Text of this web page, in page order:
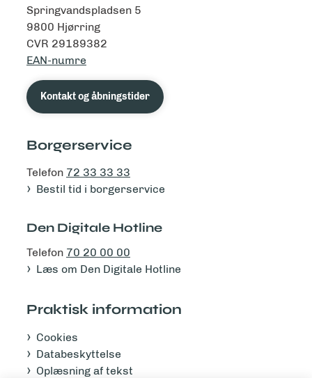
Springvandspladsen 5
9800 Hjørring
CVR 29189382
EAN-numre
Kontakt og åbningstider
Borgerservice
Telefon 72 33 33 33
Bestil tid i borgerservice
Den Digitale Hotline
Telefon 70 20 00 00
Læs om Den Digitale Hotline
Praktisk information
Cookies
Databeskyttelse
Oplæsning af tekst